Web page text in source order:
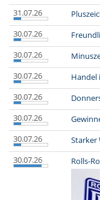
31.07.26
30.07.26
30.07.26
30.07.26
Handel
30.07.26
30.07.26
30.07.26
Starker
30.07.26
Rolls-